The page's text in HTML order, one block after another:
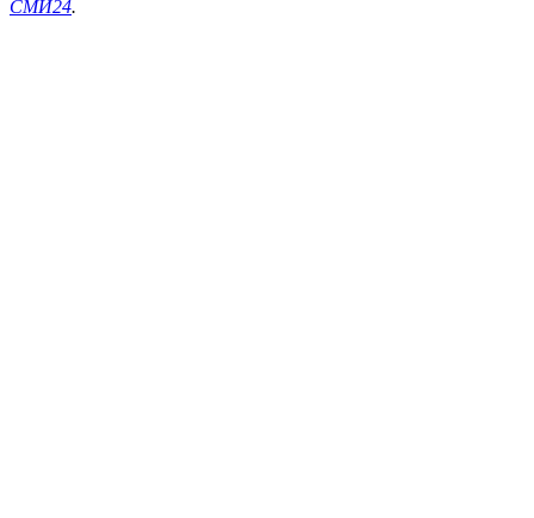
СМИ24.